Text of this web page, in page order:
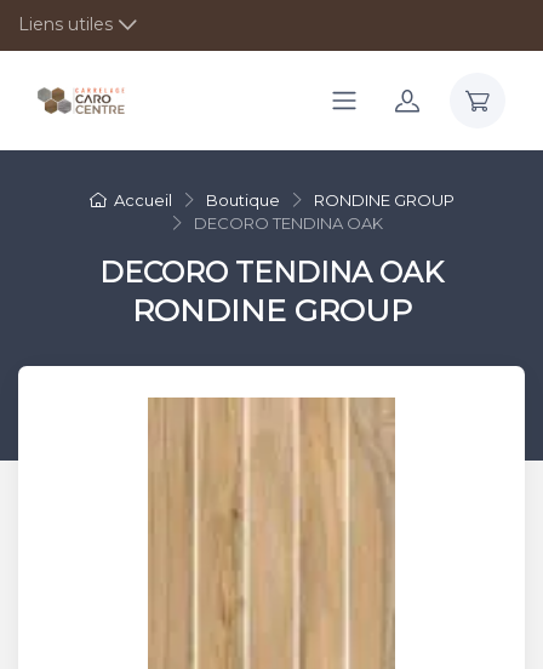
Liens utiles
Accueil Boutique
RONDINE GROUP
DECORO TENDINA OAK
DECORO TENDINA OAK
RONDINE GROUP